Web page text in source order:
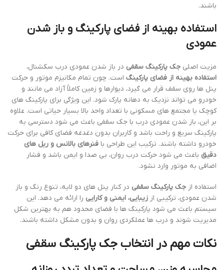
باشند.
استفاده بهینه از فضای پارکینگ و باز شدن
عمودی
مزیت اصلی جک پارکینگ سقفی در باز شدن عمودی درب سکشنال،
استفاده بهینه از فضای پارکینگ است. چون تمام مکانیزم موتور و حرکت
پنل ها روی سقف قرار می گیرد، دیوارها و زمین کاملاً آزاد می مانند و
خودرو می تواند نزدیک به دهانه پارک شود. این ویژگی برای پارکینگ های
کوچک یا مجتمع های مسکونی با تعداد واحد بالا بسیار حیاتی است. علاوه
بر این، باز شدن عمودی درب با جک سقفی باعث می شود دسترسی به
پارکینگ سریع و راحت باشد و کاربران بدون دغدغه فضای کافی برای حرکت
خودرو داشته باشند. ترکیب این طراحی با فنرهای بالانس و ریل های
دقیق باعث می شود حرکت درب روان، بی صدا و ایمن باشد و فشار
اضافی به موتور وارد نشود.
استفاده از جک پارکینگ سقفی در کنار پنل های دو لایه، تنوع رنگ و باز
شدن عمودی، ترکیبی از زیبایی، ایمنی و کارایی را ارائه می دهد. این
سیستم باعث می شود پارکینگ ها با فضای محدود هم به بهترین شکل
مدیریت شوند و درب ها عملکردی روان و بدون مشکل داشته باشند.
نکات مهم در انتخاب جک پارکینگ سقفی